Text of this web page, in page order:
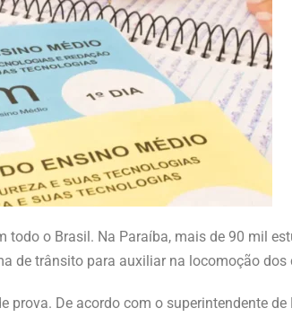
o Brasil. Na Paraíba, mais de 90 mil
de trânsito para auxiliar na locomoção dos
De acordo com o superintendente